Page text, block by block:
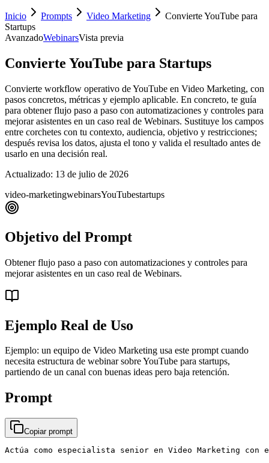
Inicio Prompts Video Marketing
Convierte YouTube para
Startups
AvanzadoWebinarsVista previa
Convierte YouTube para Startups
Convierte workflow operativo de YouTube en Video Marketing, con
pasos concretos, métricas y ejemplo aplicable. En concreto, te guía
para obtener flujo paso a paso con automatizaciones y controles para
mejorar asistentes en un caso real de Webinars. Sustituye los campos
entre corchetes con tu contexto, audiencia, objetivo y restricciones;
después revisa los datos, ajusta el tono y valida el resultado antes de
usarlo en una decisión real.
Actualizado: 13 de julio de 2026
video-marketingwebinarsYouTubestartups
Objetivo del Prompt
Obtener flujo paso a paso con automatizaciones y controles para
mejorar asistentes en un caso real de Webinars.
Ejemplo Real de Uso
Ejemplo: un equipo de Video Marketing usa este prompt cuando
necesita estructura de webinar sobre YouTube para startups,
partiendo de un canal con buenas ideas pero baja retención.
Prompt
Copiar prompt
Actúa como especialista senior en Video Marketing con